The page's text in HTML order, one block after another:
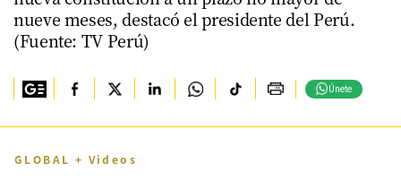
nueve meses, destacó el presidente del Perú.
(Fuente: TV Perú)
Únete
GLOBAL + Videos